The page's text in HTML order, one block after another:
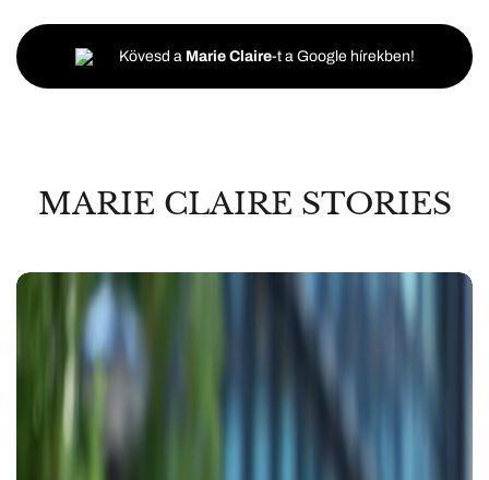
Kövesd a Marie Claire-t a Google hírekben!
MARIE CLAIRE STORIES